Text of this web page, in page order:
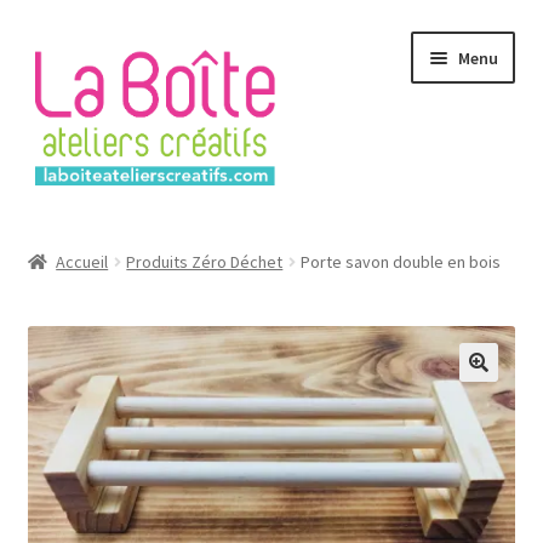
la
navigation
contenu
Menu
Login
Password Reset
Register
Accueil Produits Zéro Déchet Porte savon double en bois